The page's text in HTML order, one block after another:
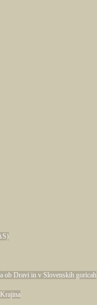
ob Dravi in v Slovenskih goricah